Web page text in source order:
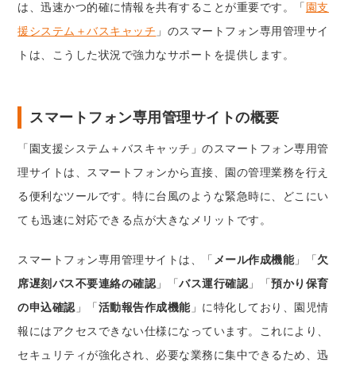
は、迅速かつ的確に情報を共有することが重要です。「 園支
援システム＋バスキャッチ 」のスマートフォン専用管理サイ
トは、こうした状況で強力なサポートを提供します。
スマートフォン専用管理サイトの概要
「園支援システム＋バスキャッチ」のスマートフォン専用管
理サイトは、スマートフォンから直接、園の管理業務を行え
る便利なツールです。特に台風のような緊急時に、どこにい
ても迅速に対応できる点が大きなメリットです。
スマートフォン専用管理サイトは、「 メール作成機能」「欠
席遅刻バス不要連絡の確認 」「バス運行確認 」「預かり保育
の申込確認 」「活動報告作成機能」に特化しており、園児情
報にはアクセスできない仕様になっています。これにより、
セキュリティが強化され、必要な業務に集中できるため、迅